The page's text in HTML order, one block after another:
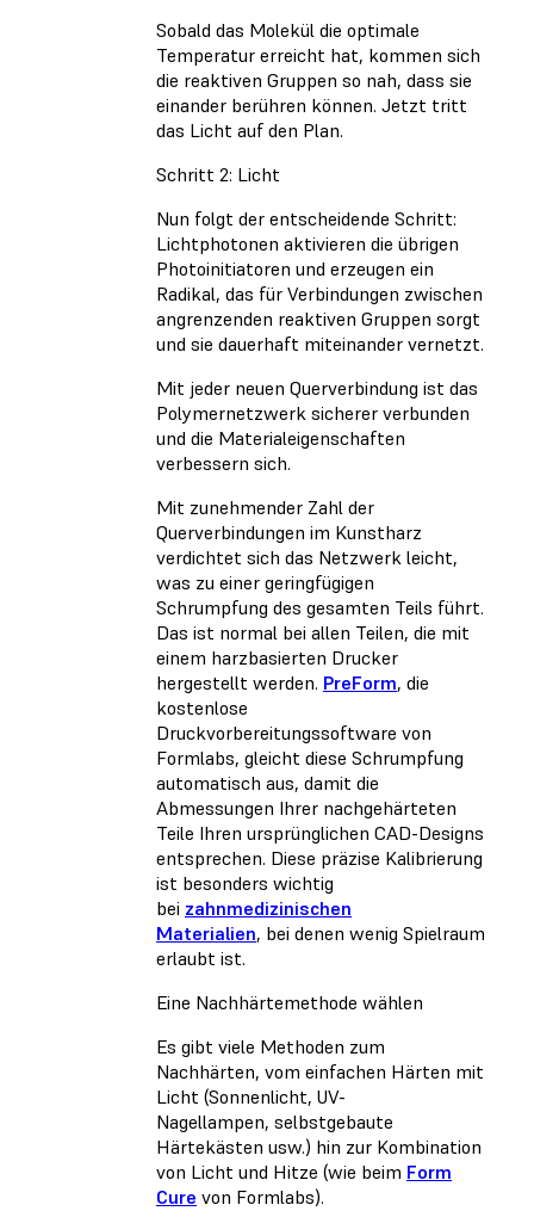
Sobald das Molekül die optimale
Temperatur erreicht hat, kommen sich
die reaktiven Gruppen so nah, dass sie
einander berühren können. Jetzt tritt
das Licht auf den Plan.
Schritt 2: Licht
Nun folgt der entscheidende Schritt:
Lichtphotonen aktivieren die übrigen
Photoinitiatoren und erzeugen ein
Radikal, das für Verbindungen zwischen
angrenzenden reaktiven Gruppen sorgt
und sie dauerhaft miteinander vernetzt.
Mit jeder neuen Querverbindung ist das
Polymernetzwerk sicherer verbunden
und die Materialeigenschaften
verbessern sich.
Mit zunehmender Zahl der
Querverbindungen im Kunstharz
verdichtet sich das Netzwerk leicht,
was zu einer geringfügigen
Schrumpfung des gesamten Teils führt.
Das ist normal bei allen Teilen, die mit
einem harzbasierten Drucker
hergestellt werden. PreForm, die
kostenlose
Druckvorbereitungssoftware von
Formlabs, gleicht diese Schrumpfung
automatisch aus, damit die
Abmessungen Ihrer nachgehärteten
Teile Ihren ursprünglichen CAD-Designs
entsprechen. Diese präzise Kalibrierung
ist besonders wichtig
bei zahnmedizinischen
Materialien, bei denen wenig Spielraum
erlaubt ist.
Eine Nachhärtemethode wählen
Es gibt viele Methoden zum
Nachhärten, vom einfachen Härten mit
Licht (Sonnenlicht, UV-
Nagellampen, selbstgebaute
Härtekästen usw.) hin zur Kombination
von Licht und Hitze (wie beim Form
Cure von Formlabs).